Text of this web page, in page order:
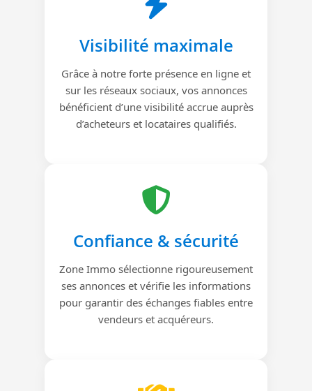
Visibilité maximale
Grâce à notre forte présence en ligne et
sur les réseaux sociaux, vos annonces
bénéficient d’une visibilité accrue auprès
d’acheteurs et locataires qualifiés.
Confiance & sécurité
Zone Immo sélectionne rigoureusement
ses annonces et vérifie les informations
pour garantir des échanges fiables entre
vendeurs et acquéreurs.